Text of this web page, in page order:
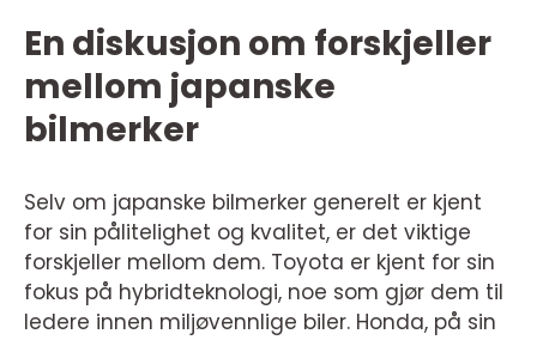
En diskusjon om forskjeller
mellom japanske
bilmerker
Selv om japanske bilmerker generelt er kjent
for sin pålitelighet og kvalitet, er det viktige
forskjeller mellom dem. Toyota er kjent for sin
fokus på hybridteknologi, noe som gjør dem til
ledere innen miljøvennlige biler. Honda, på sin